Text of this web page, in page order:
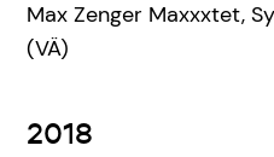
Max Zenger Maxxxtet,
(VÄ)
2018